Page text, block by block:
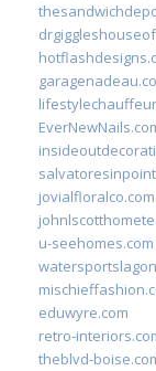
jovialfloralco.com
u-seehomes.com
eduwyre.com
retro-
theblvd-